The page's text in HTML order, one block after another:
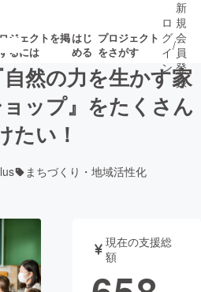
ジェクトを掲
るには
はじ
める
プロジェクト
をさがす
着プロ募集終了が近いプ
ジェット
ロ
グ
イ
ン
/
新
規
会
員
登
録
然の力を生かす家
ップ』をたくさん
たい！
まちづくり・地域活性化
現在の支援総
額